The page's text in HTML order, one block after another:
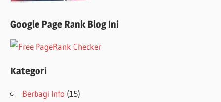
Google Page Rank Blog Ini
Kategori
Berbagi Info (15)